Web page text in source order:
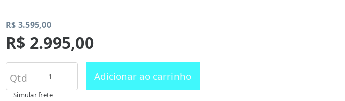
R$ 3.595,00
R$ 2.995,00
Qtd Adicionar ao carrinho
Simular frete